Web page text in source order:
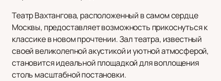
Театр Вахтангова, расположенный в самом сердце
Москвы, предоставляет возможность прикоснуться к
классике в новом прочтении. Зал театра, известный
своей великолепной акустикой и уютной атмосферой,
становится идеальной площадкой для воплощения
столь масштабной постановки.